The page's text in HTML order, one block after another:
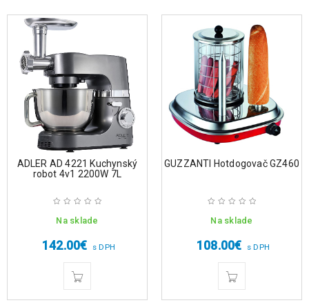
ADLER AD 4221 Kuchynský
robot 4v1 2200W 7L
Na sklade
142.00€ s DPH
GUZZANTI Hotdogovač GZ460
Na sklade
108.00€ s DPH